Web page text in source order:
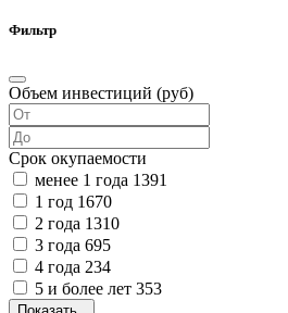
Фильтр
Объем инвестиций (руб)
Срок окупаемости
менее 1 года 1391
1 год 1670
2 года 1310
3 года 695
4 года 234
5 и более лет 353